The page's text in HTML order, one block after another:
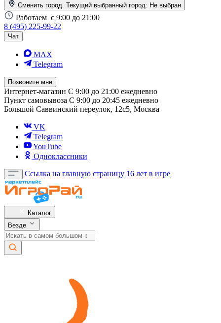
Сменить город. Текущий выбранный город: Не выбран
Работаем с 9:00 до 21:00
8 (495) 225-99-22
Чат
MAX
Telegram
Позвоните мне
Интернет-магазин С 9:00 до 21:00 ежедневно
Пункт самовывоза С 9:00 до 20:45 ежедневно
Большой Саввинский переулок, 12с5, Москва
VK
Telegram
YouTube
Одноклассники
Ссылка на главную страницу 16 лет в игре
Каталог
Везде